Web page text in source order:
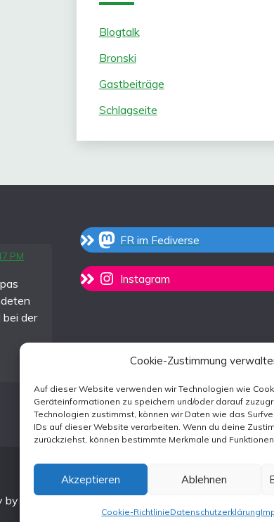
Cookie-Zustimmung
Auf dieser Website verwenden wir Technologien wie
Geräteinformationen zu speichern und/oder darauf
Technologien zustimmst, können wir Daten wie das
IDs auf dieser Website verarbeiten. Wenn du deine
zurückziehst, können bestimmte Merkmale und
Akzeptieren Ablehnen
Cookie-RichtlinieDatenschutzerklärung
Blogtalk
Bronski
Gastbeiträge
Schlagseite
PM
bei der
FR im Fediverse
Instagram
by Candid Themes.